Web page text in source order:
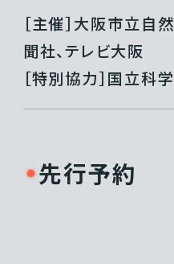
［主催］大阪市立自
聞社、テレビ大阪
［特別協力］国立科
先行予約